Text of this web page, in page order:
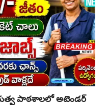
పాఠశాలలో అటెండర్